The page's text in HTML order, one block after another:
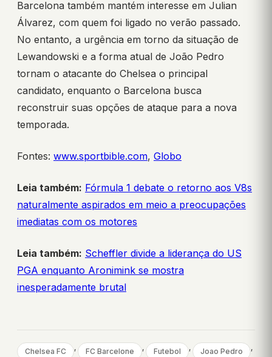
Barcelona também mantém interesse em Julian
Álvarez, com quem foi ligado no verão passado.
No entanto, a urgência em torno da situação de
Lewandowski e a forma atual de João Pedro
tornam o atacante do Chelsea o principal
candidato, enquanto o Barcelona busca
reconstruir suas opções de ataque para a nova
temporada.
Fontes: www.sportbible.com, Globo
Leia também: Fórmula 1 debate o retorno aos V8s
naturalmente aspirados em meio a preocupações
imediatas com os motores
Leia também: Scheffler divide a liderança do US
PGA enquanto Aronimink se mostra
inesperadamente brutal
Chelsea FC , FC Barcelone , Futebol , Joao Pedro ,